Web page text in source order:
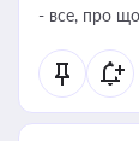
- все, про